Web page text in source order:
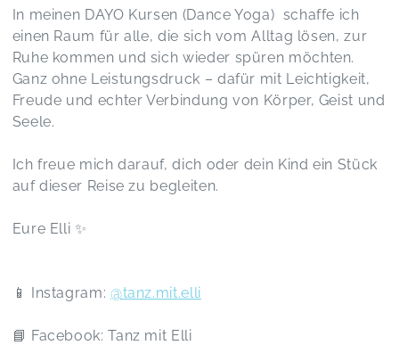
Es hat uns total viel Spaß gemacht und auch
mein eher schüchternes Kind war von Anfang an
total dabei und hat mit Freude mitgemacht
Tanz mit Mama
Melissa,Feb 17
Einfühlungsvermögen gestaltet - damit sich alle
wohlfühlen. Die Kinder sind eingeladen und
jede darf nach eigenem Tempo, ohne Druck und
Liebe Elli, du machst das so wunderbar und mit
In meinen DAYO Kursen (Dance Yoga) schaffe ich
einen Raum für alle, die sich vom Alltag lösen, zur
Ruhe kommen und sich wieder spüren möchten.
Ganz ohne Leistungsdruck – dafür mit Leichtigkeit,
Freude und echter Verbindung von Körper, Geist und
Seele.
Ich freue mich darauf, dich oder dein Kind ein Stück
auf dieser Reise zu begleiten.
Eure Elli ✨
📱 Instagram: @tanz.mit.elli
📘 Facebook: Tanz mit Elli